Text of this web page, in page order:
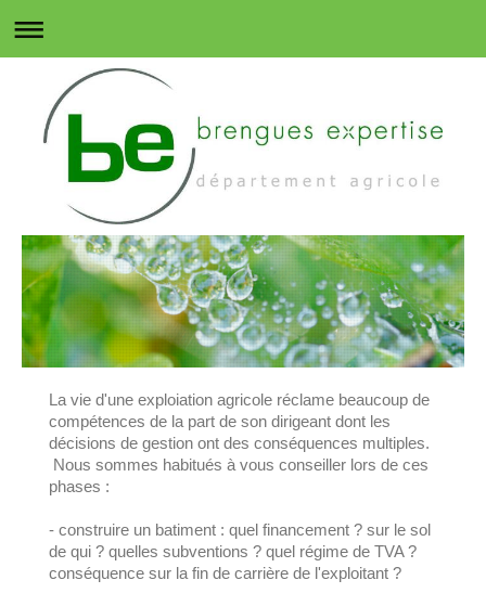
La vie d'une exploiation agricole réclame beaucoup de
compétences de la part de son dirigeant dont les
décisions de gestion ont des conséquences multiples.
Nous sommes habitués à vous conseiller lors de ces
phases :
- construire un batiment : quel financement ? sur le sol
de qui ? quelles subventions ? quel régime de TVA ?
conséquence sur la fin de carrière de l'exploitant ?